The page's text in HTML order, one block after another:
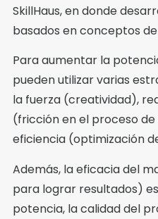
SkillHaus, en donde
basados en conceptos
Para aumentar la
pueden utilizar varias
la fuerza (creatividad),
(fricción en el proceso
eficiencia (optimización
Además, la eficacia del
para lograr resultados)
potencia, la calidad del